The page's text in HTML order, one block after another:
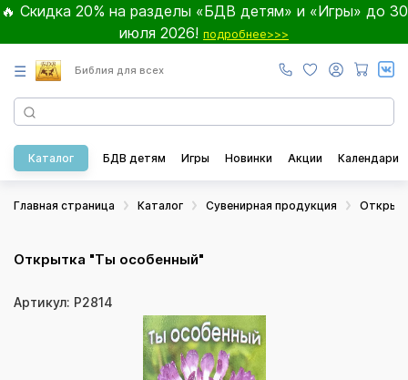
🔥 Скидка 20% на разделы «БДВ детям» и «Игры» до 30
июля 2026! подробнее>>>
☰ Библия для всех
Каталог БДВ детям Игры Новинки Акции Календари
Главная страница Каталог Сувенирная продукция
Открытка "Ты особенный"
Артикул: Р2814